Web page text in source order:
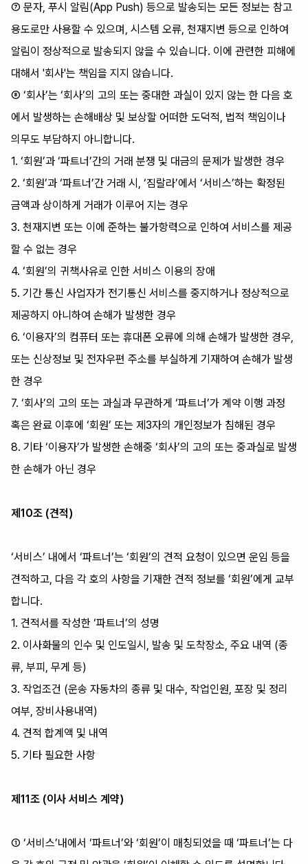
⑦ 문자, 푸시 알림(App Push) 등으로 발송되는 모든 정보는 참고
용도로만 사용할 수 있으며, 시스템 오류, 천재지변 등으로 인하여
알림이 정상적으로 발송되지 않을 수 있습니다. 이에 관련한 피해에
대해서 '회사'는 책임을 지지 않습니다.
⑧ ‘회사’는 ‘회사’의 고의 또는 중대한 과실이 있지 않는 한 다음 호
에서 발생하는 손해배상 및 보상할 어떠한 도덕적, 법적 책임이나
의무도 부담하지 아니합니다.
1. ‘회원’과 ‘파트너’간의 거래 분쟁 및 대금의 문제가 발생한 경우
2. ‘회원’과 ‘파트너’간 거래 시, ‘짐랄라’에서 ‘서비스’하는 확정된
금액과 상이하게 거래가 이루어 지는 경우
3. 천재지변 또는 이에 준하는 불가항력으로 인하여 서비스를 제공
할 수 없는 경우
4. ‘회원’의 귀책사유로 인한 서비스 이용의 장애
5. 기간 통신 사업자가 전기통신 서비스를 중지하거나 정상적으로
제공하지 아니하여 손해가 발생한 경우
6. ‘이용자’의 컴퓨터 또는 휴대폰 오류에 의해 손해가 발생한 경우,
또는 신상정보 및 전자우편 주소를 부실하게 기재하여 손해가 발생
한 경우
7. ‘회사’의 고의 또는 과실과 무관하게 ‘파트너’가 계약 이행 과정
혹은 완료 이후에 ‘회원’ 또는 제3자의 개인정보가 침해된 경우
8. 기타 ‘이용자’가 발생한 손해중 ‘회사’의 고의 또는 중과실로 발생
한 손해가 아닌 경우
제10조 (견적)
‘서비스’ 내에서 ‘파트너’는 ‘회원’의 견적 요청이 있으면 운임 등을
견적하고, 다음 각 호의 사항을 기재한 견적 정보를 ‘회원’에게 교부
합니다.
1. 견적서를 작성한 ‘파트너’의 성명
2. 이사화물의 인수 및 인도일시, 발송 및 도착장소, 주요 내역 (종
류, 부피, 무게 등)
3. 작업조건 (운송 자동차의 종류 및 대수, 작업인원, 포장 및 정리
여부, 장비사용내역)
4. 견적 합계액 및 내역
5. 기타 필요한 사항
제11조 (이사 서비스 계약)
① ‘서비스’내에서 ‘파트너’와 ‘회원’이 매칭되었을 때 ‘파트너’는 다